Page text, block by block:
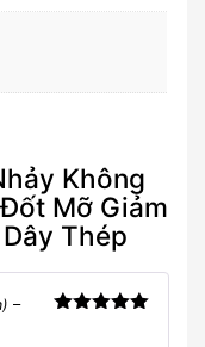
Không
Mỡ Giảm
Thép
–